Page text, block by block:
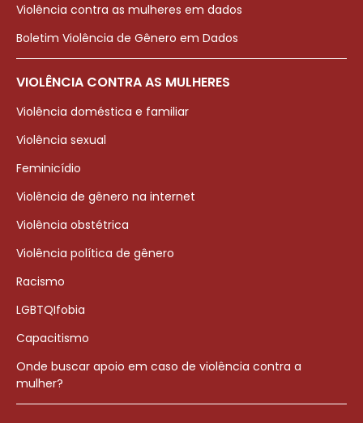
Violência contra as mulheres em dados
Boletim Violência de Gênero em Dados
VIOLÊNCIA CONTRA AS MULHERES
Violência doméstica e familiar
Violência sexual
Feminicídio
Violência de gênero na internet
Violência obstétrica
Violência política de gênero
Racismo
LGBTQIfobia
Capacitismo
Onde buscar apoio em caso de violência contra a
mulher?